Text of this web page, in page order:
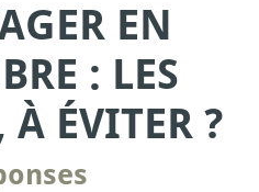
EN
: LES
ÉVITER ?